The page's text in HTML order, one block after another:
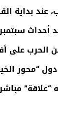
عند بداية
الحرب على
“محور